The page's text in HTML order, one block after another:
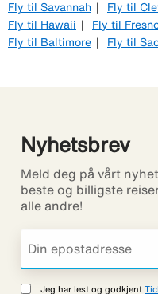
Fly til Savannah
Fly til
Fly til Hawaii
Fly til
Fly til Baltimore
Fly til
Nyhetsbrev
Meld deg på vårt
beste og billigste
alle andre!
Jeg har lest og godkjent